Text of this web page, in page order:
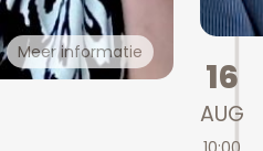
Meer informatie
16
AUG